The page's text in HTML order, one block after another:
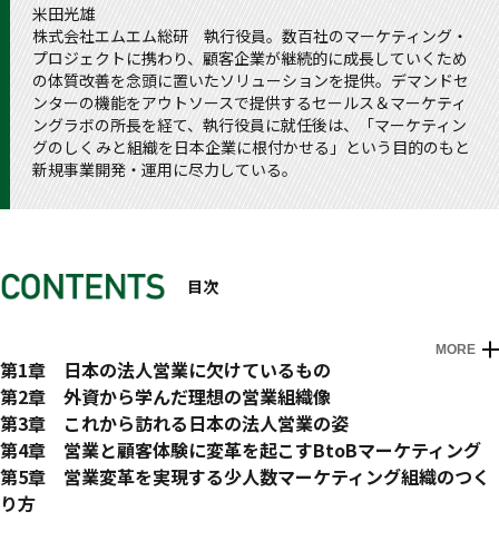
米田光雄
株式会社エムエム総研 執行役員。数百社のマーケティング・
プロジェクトに携わり、顧客企業が継続的に成長していくため
の体質改善を念頭に置いたソリューションを提供。デマンドセ
ンターの機能をアウトソースで提供するセールス＆マーケティ
ングラボの所長を経て、執行役員に就任後は、「マーケティン
グのしくみと組織を日本企業に根付かせる」という目的のもと
新規事業開発・運用に尽力している。
目次
MORE
はじめに
第1章 日本の法人営業に欠けているもの
さまざまなスタイルの営業経験から得たもの
感動を売る……英会話力セットの完全歩合新規営業
サービスを売る……タイル販売の既存客営業
リクルートの法人営業でつかんだマーケティングの基本
「量より質」の営業スタイルを模索して 営業しなくても目標
第2章 外資から学んだ理想の営業組織像
営業コンサルを通じて日本の営業変革に挑戦
リクルートの営業生産性向上
とある情報・通信会社の営業標準化マニュアル作成
マンハッタンの企業視察で見た日本との違い
第3章 これから訪れる日本の法人営業の姿
産業の縮小と競争社会への突入
拡大対応型の引き合い営業からシェアの奪い合いへ
他社のシェアを奪うことを前提とした戦略が不可欠
第4章 営業と顧客体験に変革を起こすBtoBマーケティング
企業価値の源泉を見出せるかが差別化の鍵
強みとは、「そこにしかない価値」
第5章 営業変革を実現する少人数マーケティング組織のつく
り方